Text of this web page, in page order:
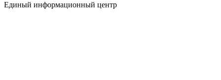
Единый информационный центр